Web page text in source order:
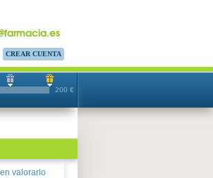
CREAR CUENTA
200 €
valorarlo